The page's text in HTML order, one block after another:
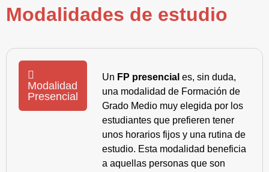
Modalidades de estudio
Modalidad
Presencial
Un FP presencial es, sin duda,
una modalidad de Formación de
Grado Medio muy elegida por los
estudiantes que prefieren tener
unos horarios fijos y una rutina de
estudio. Esta modalidad beneficia
a aquellas personas que son